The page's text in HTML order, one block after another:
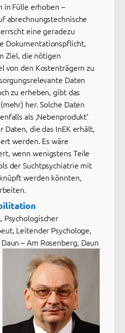
in Fülle erhoben –
abrechnungstechnische
eine geradezu
Dokumentationspflicht,
Ziel, die nötigen
von den Kostenträgern zu
Daten
zu erheben, gibt das
her. Solche Daten
als ‚Nebenprodukt‘
Daten, die das InEK erhält,
werden. Es wäre
wenn wenigstens Teile
der Suchtpsychiatrie mit
werden könnten,
, Psychologischer
Leitender Psychologe,
– Am Rosenberg, Daun